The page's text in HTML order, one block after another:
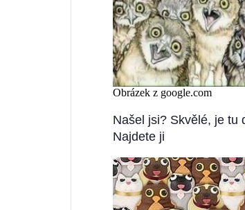
Obrázek z google.com
Našel jsi? Skvělé, je tu
Najdete ji